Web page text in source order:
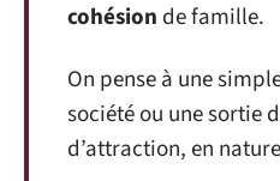
cohésion de famille.
On pense à une
société ou une sortie
d’attraction, en